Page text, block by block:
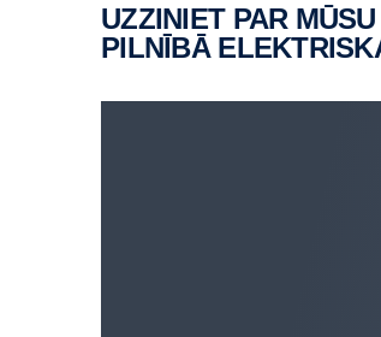
UZZINIET PAR MŪSU JAUNĀKAJIEM AR AKUMULATORIEM DARBINĀMAJIEM ELEKTRISKAJIEM AUTO UN
PILNĪBĀ